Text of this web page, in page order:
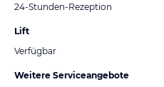
24-Stunden-Rezeption
Lift
Verfügbar
Weitere Serviceangebote